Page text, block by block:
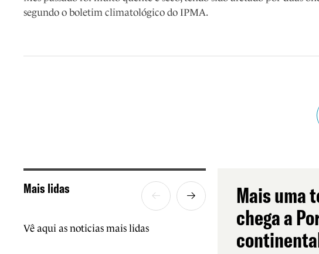
segundo o boletim climatológico do IPMA.
Mais lidas
Vê aqui as noticias mais lidas
Mais uma
chega a